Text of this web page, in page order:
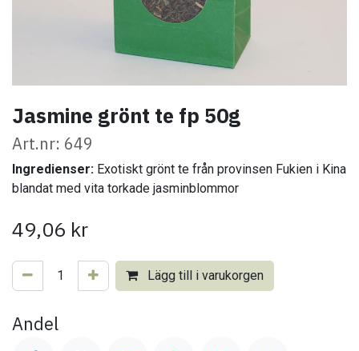
Jasmine grönt te fp 50g
Art.nr: 649
Ingredienser: Exotiskt grönt te från provinsen Fukien i Kina
blandat med vita torkade jasminblommor
49,06 kr
Lägg till i varukorgen
Andel